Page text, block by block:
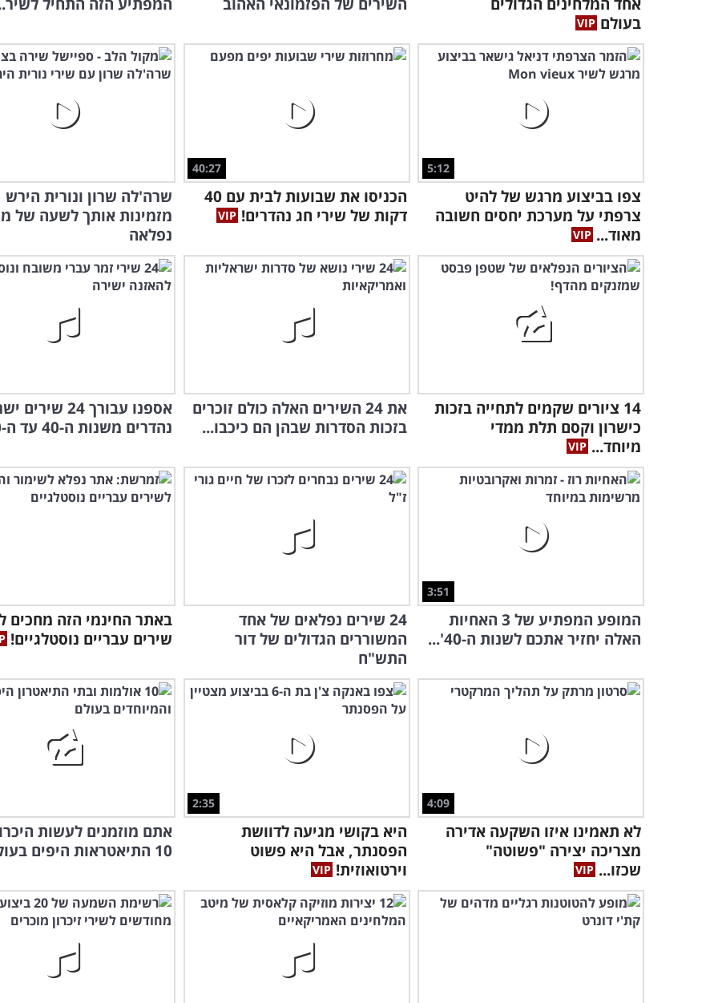
בעולם
5:12
צפו בביצוע מרגש של להיט
צרפתי על מערכת יחסים חשובה
מאוד...
40:27
הכניסו את שבועות לבית עם 40
דקות של שירי חג נהדרים!
שרה'לה שרון ונורית הירש
מזמינות אותך לשעה של
נפלאה
14 ציורים שקמים לתחייה בזכות
כישרון וקסם תלת ממדי
מיוחד...
את 24 השירים האלה כולם זוכרים
בזכות הסדרות שבהן הם כיכבו...
אספנו עבורך 24
נהדרים משנות ה-40 עד ה-60
3:51
המופע המפתיע של 3 האחיות
האלה יחזיר אתכם לשנות ה-40'...
24 שירים נפלאים של אחד
המשוררים הגדולים של דור
התש"ח
באתר החינמי הזה מחכים
שירים עבריים נוסטלגיים!
4:09
לא תאמינו איזו השקעה אדירה
מצריכה יצירה "פשוטה"
שכזו...
2:35
היא בקושי מגיעה לדוושת
הפסנתר, אבל היא פשוט
וירטואוזית!
אתם מוזמנים לעשות
10 התיאטראות היפים בעולם!